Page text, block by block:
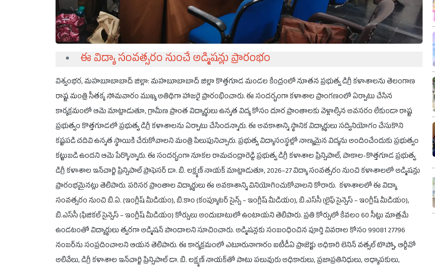
ఈ విద్యా సంవత్సరం నుంచే అడ్మిషన్లు ప్రారంభం
విశ్వంభర, మహబూబాబాద్ జిల్లా: మహబూబాబాద్ జిల్లా కొత్తగూడ మండల కేంద్రంలో నూతన ప్రభుత్వ డిగ్రీ కళాశాలను తెలంగాణ
రాష్ట్ర మంత్రి సీతక్క సోమవారం ముఖ్య అతిథిగా హాజరై ప్రారంభించారు. ఈ సందర్భంగా కళాశాల ప్రాంగణంలో ఏర్పాటు చేసిన
కార్యక్రమంలో ఆమె మాట్లాడుతూ, గ్రామీణ ప్రాంత విద్యార్థులు ఉన్నత విద్య కోసం దూర ప్రాంతాలకు వెళ్లాల్సిన అవసరం లేకుండా రాష్ట్ర
ప్రభుత్వం కొత్తగూడలో ప్రభుత్వ డిగ్రీ కళాశాలను ఏర్పాటు చేసిందన్నారు. ఈ అవకాశాన్ని స్థానిక విద్యార్థులు సద్వినియోగం చేసుకొని
కష్టపడి చదివి ఉన్నత స్థాయికి చేరుకోవాలని మంత్రి పిలుపునిచ్చారు. ప్రభుత్వ విద్యాసంస్థల్లో నాణ్యమైన విద్యను అందించేందుకు ప్రభుత్వం
కట్టుబడి ఉందని ఆమె పేర్కొన్నారు. ఈ సందర్భంగా నూకల రామచంద్రారెడ్డి ప్రభుత్వ డిగ్రీ కళాశాల ప్రిన్సిపాల్, పాకాల-కొత్తగూడ ప్రభుత్వ
డిగ్రీ కళాశాల ఇన్‌చార్జి ప్రిన్సిపాల్ ప్రొఫెసర్ డా. బి. లక్ష్మణ్ నాయక్ మాట్లాడుతూ, 2026–27 విద్యా సంవత్సరం నుంచి కళాశాలలో అడ్మిషన్లు
ప్రారంభమైనట్లు తెలిపారు. పరిసర ప్రాంతాల విద్యార్థులు ఈ అవకాశాన్ని వినియోగించుకోవాలని కోరారు. కళాశాలలో ఈ విద్యా
సంవత్సరం నుంచి బి.ఏ. (ఇంగ్లీష్ మీడియం), బి.కాం (కంప్యూటర్ సైన్స్ – ఇంగ్లీష్ మీడియం), బి.ఎస్‌సీ (లైఫ్ సైన్సెస్ – ఇంగ్లీష్ మీడియం),
బి.ఎస్‌సీ (ఫిజికల్ సైన్సెస్ – ఇంగ్లీష్ మీడియం) కోర్సులు అందుబాటులో ఉంటాయని తెలిపారు. ప్రతి కోర్సులో కేవలం 60 సీట్లు మాత్రమే
ఉండటంతో విద్యార్థులు త్వరగా అడ్మిషన్ పొందాలని సూచించారు. అడ్మిషన్లకు సంబంధించిన పూర్తి వివరాల కోసం 99081 27796
నంబర్‌ను సంప్రదించాలని ఆయన తెలిపారు. ఈ కార్యక్రమంలో ఎటూరునాగారం ఐటీడీఏ ప్రాజెక్టు అధికారి లెనిన్ వత్సల్ టొప్పో, ఆర్డీవో
అలివేలు, డిగ్రీ కళాశాల ఇన్‌చార్జి ప్రిన్సిపాల్ డా. బి. లక్ష్మణ్ నాయక్‌తో పాటు పలువురు అధికారులు, ప్రజాప్రతినిధులు, అధ్యాపకులు,